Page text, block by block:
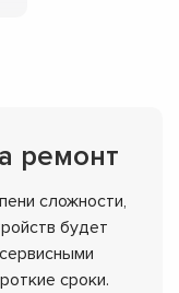
ремонт
сложности,
будет
сроки.